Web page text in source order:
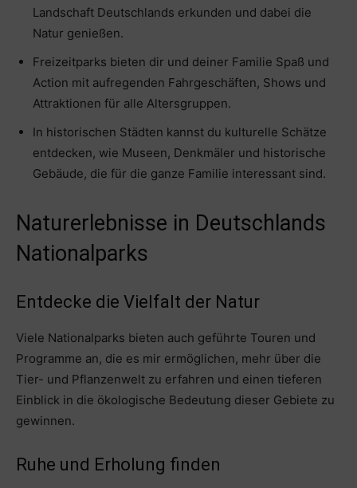
Landschaft Deutschlands erkunden und dabei die
Natur genießen.
Freizeitparks bieten dir und deiner Familie Spaß und
Action mit aufregenden Fahrgeschäften, Shows und
Attraktionen für alle Altersgruppen.
In historischen Städten kannst du kulturelle Schätze
entdecken, wie Museen, Denkmäler und historische
Gebäude, die für die ganze Familie interessant sind.
Naturerlebnisse in Deutschlands
Nationalparks
Entdecke die Vielfalt der Natur
Viele Nationalparks bieten auch geführte Touren und
Programme an, die es mir ermöglichen, mehr über die
Tier- und Pflanzenwelt zu erfahren und einen tieferen
Einblick in die ökologische Bedeutung dieser Gebiete zu
gewinnen.
Ruhe und Erholung finden